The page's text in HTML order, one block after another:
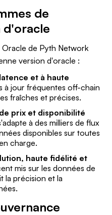
de
d'oracle
de Pyth Network
version d'oracle :
et à haute
à jour fréquentes off-chain
fraîches et précises.
prix et disponibilité
à des milliers de flux
disponibles sur toutes
charge.
haute fidélité et
mis sur les données de
la précision et la